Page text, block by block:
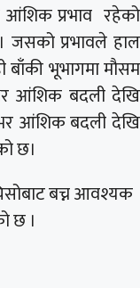
आंशिक प्रभाव रहेको
जसको प्रभावले हाल
भूभागमा मौसम
आंशिक बदली देखि
आंशिक बदली देखि
छ।
बच्न आवश्यक
छ ।